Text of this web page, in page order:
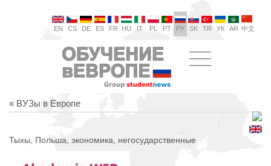
EN CS DE ES FR HU IT PL PT РУ SK TR УК AR 中文
« ВУЗы в Европе
Тыхы, Польша, экономика, негосударственные